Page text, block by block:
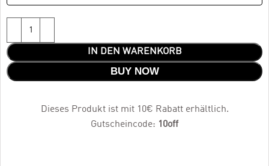
IN DEN WARENKORB
BUY NOW
Dieses Produkt ist mit 10€ Rabatt erhältlich.
Gutscheincode: 10off